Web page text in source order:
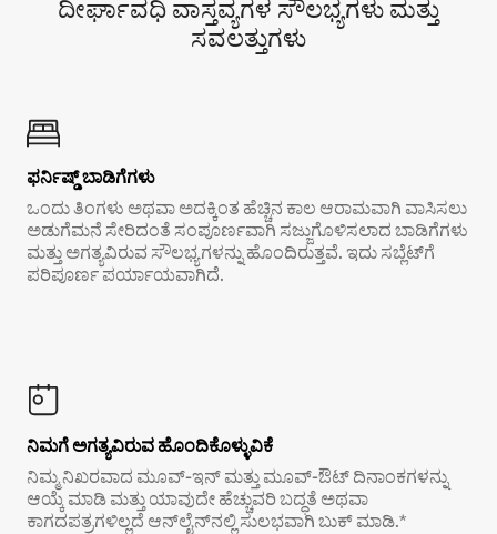
ದೀರ್ಘಾವಧಿ ವಾಸ್ತವ್ಯಗಳ ಸೌಲಭ್ಯಗಳು ಮತ್ತು
ಸವಲತ್ತುಗಳು
ಫರ್ನಿಷ್ಡ್ ಬಾಡಿಗೆಗಳು
ಒಂದು ತಿಂಗಳು ಅಥವಾ ಅದಕ್ಕಿಂತ ಹೆಚ್ಚಿನ ಕಾಲ ಆರಾಮವಾಗಿ ವಾಸಿಸಲು
ಅಡುಗೆಮನೆ ಸೇರಿದಂತೆ ಸಂಪೂರ್ಣವಾಗಿ ಸಜ್ಜುಗೊಳಿಸಲಾದ ಬಾಡಿಗೆಗಳು
ಮತ್ತು ಅಗತ್ಯವಿರುವ ಸೌಲಭ್ಯಗಳನ್ನು ಹೊಂದಿರುತ್ತವೆ. ಇದು ಸಬ್ಲೆಟ್‌ಗೆ
ಪರಿಪೂರ್ಣ ಪರ್ಯಾಯವಾಗಿದೆ.
ನಿಮಗೆ ಅಗತ್ಯವಿರುವ ಹೊಂದಿಕೊಳ್ಳುವಿಕೆ
ನಿಮ್ಮ ನಿಖರವಾದ ಮೂವ್-ಇನ್ ಮತ್ತು ಮೂವ್-ಔಟ್ ದಿನಾಂಕಗಳನ್ನು
ಆಯ್ಕೆ ಮಾಡಿ ಮತ್ತು ಯಾವುದೇ ಹೆಚ್ಚುವರಿ ಬದ್ಧತೆ ಅಥವಾ
ಕಾಗದಪತ್ರಗಳಿಲ್ಲದೆ ಆನ್‌ಲೈನ್‌ನಲ್ಲಿ ಸುಲಭವಾಗಿ ಬುಕ್ ಮಾಡಿ.*